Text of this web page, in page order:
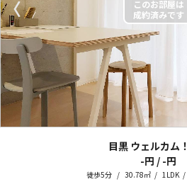
〈
目黒 ウェルカム！
-円 / -円
徒歩5分 30.78㎡ 1LDK